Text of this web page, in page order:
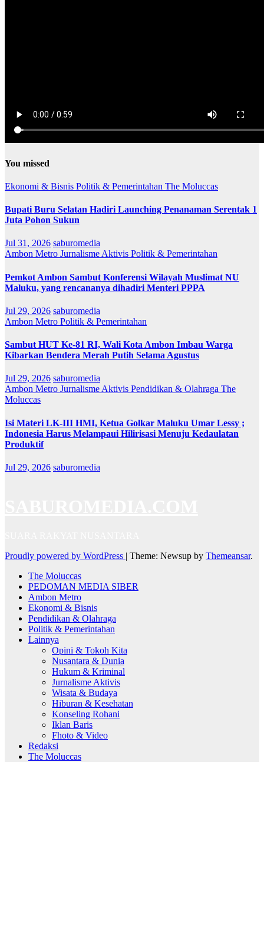
You missed
Ekonomi & Bisnis Politik & Pemerintahan The Moluccas
Bupati Buru Selatan Hadiri Launching Penanaman Serentak 1
Juta Pohon Sukun
Jul 31, 2026 saburomedia
Ambon Metro Jurnalisme Aktivis Politik & Pemerintahan
Pemkot Ambon Sambut Konferensi Wilayah Muslimat NU
Maluku, yang rencananya dihadiri Menteri PPPA
Jul 29, 2026 saburomedia
Ambon Metro Politik & Pemerintahan
Sambut HUT Ke-81 RI, Wali Kota Ambon Imbau Warga
Kibarkan Bendera Merah Putih Selama Agustus
Jul 29, 2026 saburomedia
Ambon Metro Jurnalisme Aktivis Pendidikan & Olahraga The
Moluccas
Isi Materi LK-III HMI, Ketua Golkar Maluku Umar Lessy ;
Indonesia Harus Melampaui Hilirisasi Menuju Kedaulatan
Produktif
Jul 29, 2026 saburomedia
Proudly powered by WordPress | Theme: Newsup by Themeansar.
The Moluccas
PEDOMAN MEDIA SIBER
Ambon Metro
Ekonomi & Bisnis
Pendidikan & Olahraga
Politik & Pemerintahan
Lainnya
Opini & Tokoh Kita
Nusantara & Dunia
Hukum & Kriminal
Jurnalisme Aktivis
Wisata & Budaya
Hiburan & Kesehatan
Konseling Rohani
Iklan Baris
Fhoto & Video
Redaksi
The Moluccas